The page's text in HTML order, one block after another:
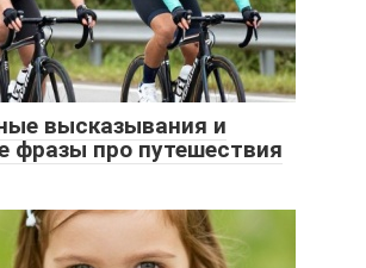
высказывания и
фразы про путешествия